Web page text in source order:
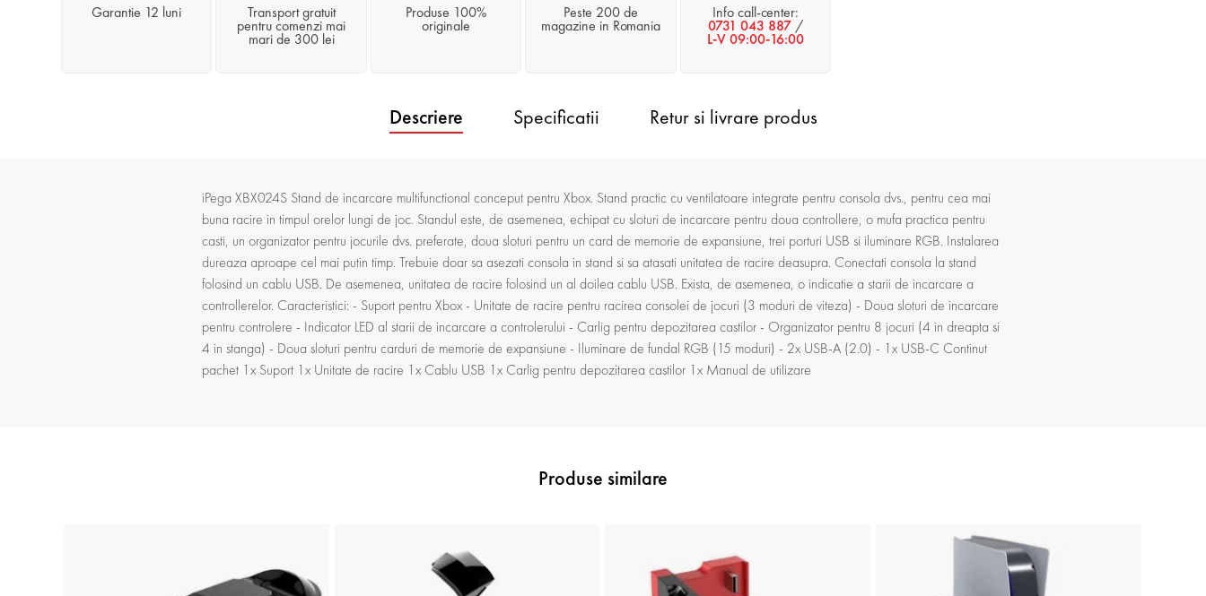
Garantie 12 luni Transport gratuit
pentru comenzi mai
mari de 300 lei
Produse 100%
originale
Peste 200 de
magazine in Romania
Info call-center:
0731 043 887 /
L-V 09:00-16:00
Descriere Specificatii Retur si livrare produs
iPega XBX024S Stand de incarcare multifunctional conceput pentru Xbox. Stand practic cu ventilatoare integrate pentru consola dvs., pentru cea mai
buna racire in timpul orelor lungi de joc. Standul este, de asemenea, echipat cu sloturi de incarcare pentru doua controllere, o mufa practica pentru
casti, un organizator pentru jocurile dvs. preferate, doua sloturi pentru un card de memorie de expansiune, trei porturi USB si iluminare RGB. Instalarea
dureaza aproape cel mai putin timp. Trebuie doar sa asezati consola in stand si sa atasati unitatea de racire deasupra. Conectati consola la stand
folosind un cablu USB. De asemenea, unitatea de racire folosind un al doilea cablu USB. Exista, de asemenea, o indicatie a starii de incarcare a
controllerelor. Caracteristici: - Suport pentru Xbox - Unitate de racire pentru racirea consolei de jocuri (3 moduri de viteza) - Doua sloturi de incarcare
pentru controlere - Indicator LED al starii de incarcare a controlerului - Carlig pentru depozitarea castilor - Organizator pentru 8 jocuri (4 in dreapta si
4 in stanga) - Doua sloturi pentru carduri de memorie de expansiune - Iluminare de fundal RGB (15 moduri) - 2x USB-A (2.0) - 1x USB-C Continut
pachet 1x Suport 1x Unitate de racire 1x Cablu USB 1x Carlig pentru depozitarea castilor 1x Manual de utilizare
Produse similare